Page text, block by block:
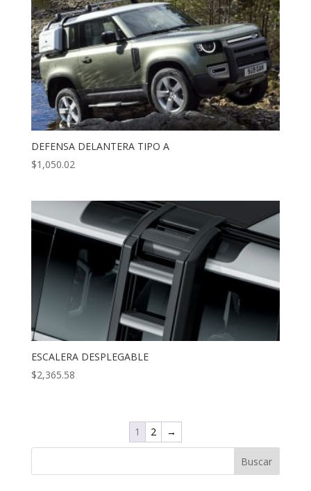
DEFENSA DELANTERA TIPO A
$1,050.02
ESCALERA DESPLEGABLE
$2,365.58
1 2 →
Buscar